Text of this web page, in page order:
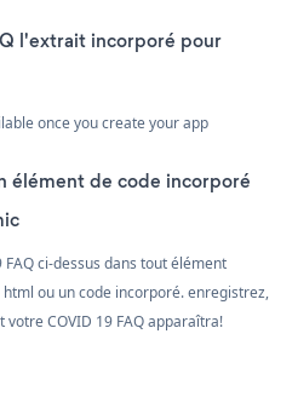
l'extrait incorporé pour
once you create your app
élément de code incorporé
ci-dessus dans tout élément
ou un code incorporé. enregistrez,
COVID 19 FAQ apparaîtra!